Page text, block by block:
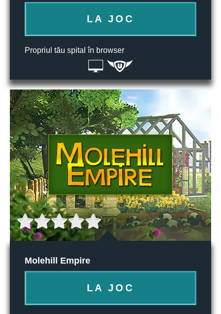
LA JOC
Propriul tău spital în browser
Molehill Empire
LA JOC